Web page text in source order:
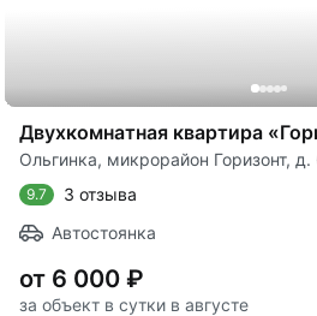
Двухкомнатная квартира
Ольгинка, микрорайон Горизонт, д.
9.7
3 отзыва
Автостоянка
от 6 000 ₽
за объект в сутки в августе